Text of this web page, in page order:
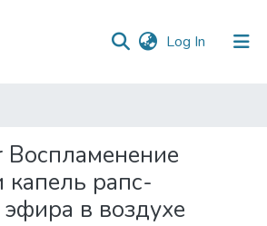
Log In (current)
капель рапс-
в воздухе